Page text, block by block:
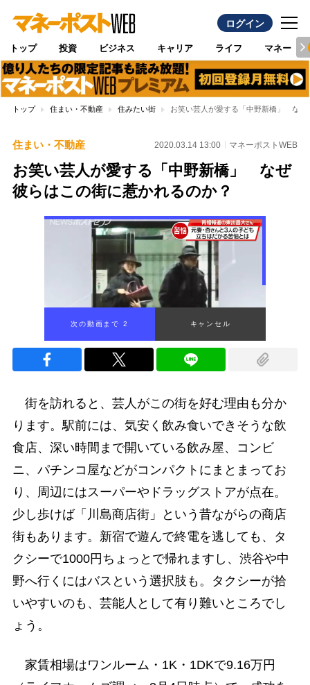
ログイン
トップ 投資 ビジネス キャリア ライフ マネー
トップ 住まい・不動産 住みたい街 お笑い芸人が愛する「中野新橋」 なぜ
住まい・不動産 2020.03.14 13:00 マネーポストWEB
お笑い芸人が愛する「中野新橋」 なぜ
彼らはこの街に惹かれるのか？
次の動画まで 1 キャンセル
街を訪れると、芸人がこの街を好む理由も分か
ります。駅前には、気安く飲み食いできそうな飲
食店、深い時間まで開いている飲み屋、コンビ
ニ、パチンコ屋などがコンパクトにまとまってお
り、周辺にはスーパーやドラッグストアが点在。
少し歩けば「川島商店街」という昔ながらの商店
街もあります。新宿で遊んで終電を逃しても、タ
クシーで1000円ちょっとで帰れますし、渋谷や中
野へ行くにはバスという選択肢も。タクシーが拾
いやすいのも、芸能人として有り難いところでし
ょう。
家賃相場はワンルーム・1K・1DKで9.16万円